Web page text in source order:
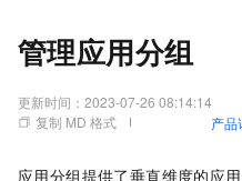
管理应用分组
更新时间： 2023-07-26 08:14:14
复制 MD 格式
产品
应用分组提供了垂直维度的应